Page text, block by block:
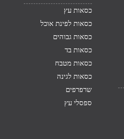
כסאות עץ
כסאות לפינת אוכל
כסאות גבוהים
כסאות בד
כסאות מטבח
כסאות לגינה
שרפרפים
ספסלי עץ